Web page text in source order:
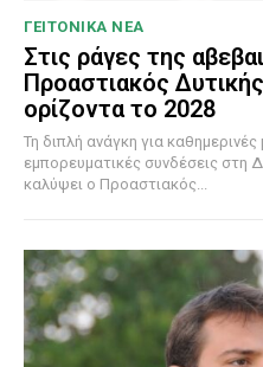
ΓΕΙΤΟΝΙΚΑ ΝΕΑ
Στις ράγες της
Προαστιακός
ορίζοντα το 2028
Τη διπλή ανάγκη για
εμπορευματικές συνδέσεις στη
καλύψει ο Προαστιακός...